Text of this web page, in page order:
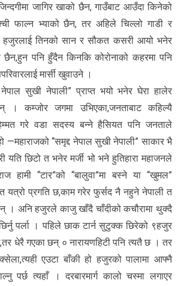
जागिर खाको छैन, गाउँबाट आउँदा किनेको
फाल्न भ्याको छैन, तर अहिले चिल्लो गाडी र
तिनको सान र सौकत कसरी आयो भनेर
पनि हुँदैन किनकि कोरोनाको कहरमा पनि
मार्सी खुवाउने ।
सुखी नेपाली” प्राप्त भयो भनेर घेरा हालेर
। कम्जोर जगमा उभिएका,जनताबाट कहिल्यै
गरे वडा सदस्य बन्ने हैसियत पनि जनताले
—महाराजको “समृद्द नेपाल सुखी नेपाली” साकार भै
छिटो त भनेर मर्जी भो भने हुतिहारा महाजनले
हामी “टार”को “बालुवा”मा बस्ने या “खुमल”
त यत्रो प्रगति छ,काम गरेर फुर्सद नै नहुने नेपाली त
। अनि हजुरले काजु खाँदै चाँदीको कचौरामा थुक्दै
छिर्नु पर्ला । पहिले छाक टार्न सुटुक्क छिरेको ९हजुर
धेरै गएका छन् ० नारायणहिटी पनि त्यतै छ । तर
एउटा बाँकी हो हजुरको पालामा आफ्नै
पर्छ त्यहाँ । दरबारमार्ग कालो चस्मा लगाएर